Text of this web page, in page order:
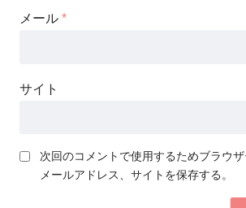
メール *
サイト
次回のコメントで使用するためブラウザ
メールアドレス、サイトを保存する。